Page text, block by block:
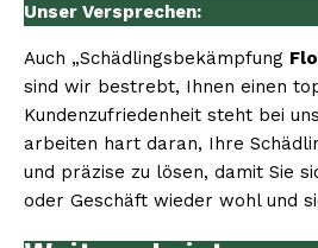
Unser Versprechen:
Auch „Schädlingsbekämpfung
sind wir bestrebt, Ihnen einen
Kundenzufriedenheit steht bei
arbeiten hart daran, Ihre
und präzise zu lösen, damit Sie
oder Geschäft wieder wohl und